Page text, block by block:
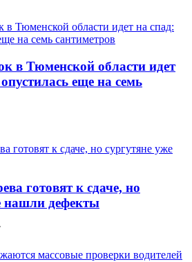
в Тюменской области идет
еще на семь
готовят к сдаче, но
нашли дефекты